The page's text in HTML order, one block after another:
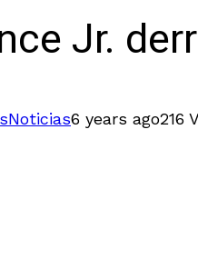
Jr.
Noticias6 years ago216